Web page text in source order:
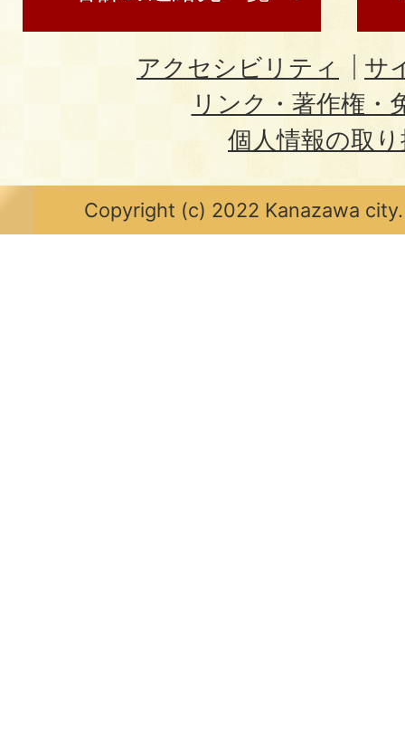
アクセシビリティ
サ
リンク・著作権・
個人情報の取
Copyright (c) 2022 Kanazawa